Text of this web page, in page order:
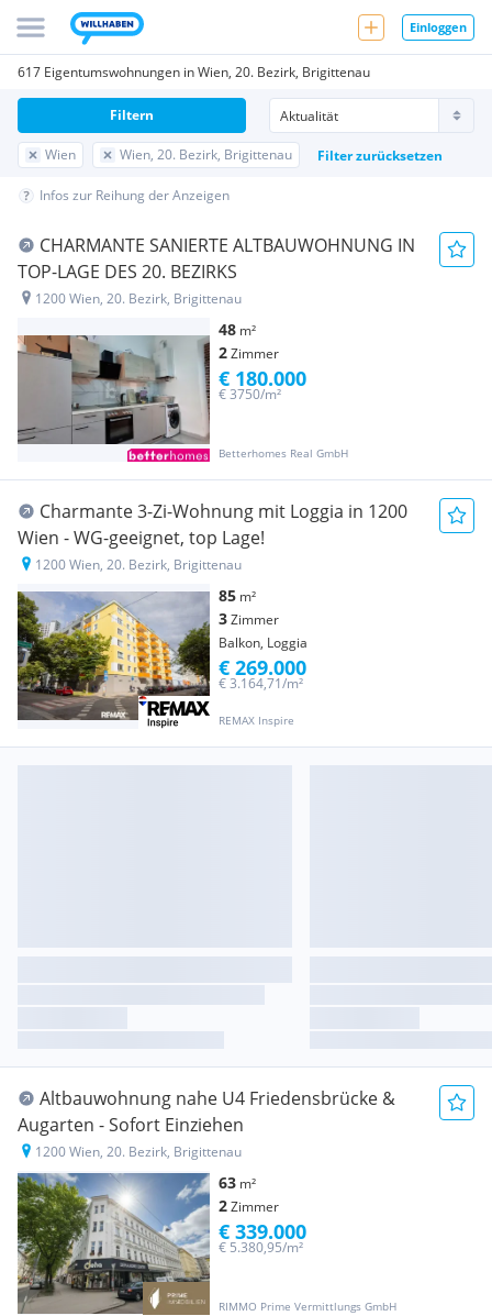
Einloggen
617 Eigentumswohnungen in Wien, 20. Bezirk, Brigittenau
Wien Wien, 20. Bezirk, Brigittenau Filter zurücksetzen
Filtern
Infos zur Reihung der Anzeigen
CHARMANTE SANIERTE ALTBAUWOHNUNG IN
TOP-LAGE DES 20. BEZIRKS
1200 Wien, 20. Bezirk, Brigittenau
48 m²
2Zimmer
Betterhomes Real GmbH
€ 3750/m²
€ 180.000
Charmante 3-Zi-Wohnung mit Loggia in 1200
Wien - WG-geeignet, top Lage!
1200 Wien, 20. Bezirk, Brigittenau
85 m²
3Zimmer
Balkon, Loggia
REMAX Inspire
€ 3.164,71/m²
€ 269.000
Altbauwohnung nahe U4 Friedensbrücke &
Augarten - Sofort Einziehen
1200 Wien, 20. Bezirk, Brigittenau
63 m²
2Zimmer
RIMMO Prime Vermittlungs GmbH
€ 5.380,95/m²
€ 339.000